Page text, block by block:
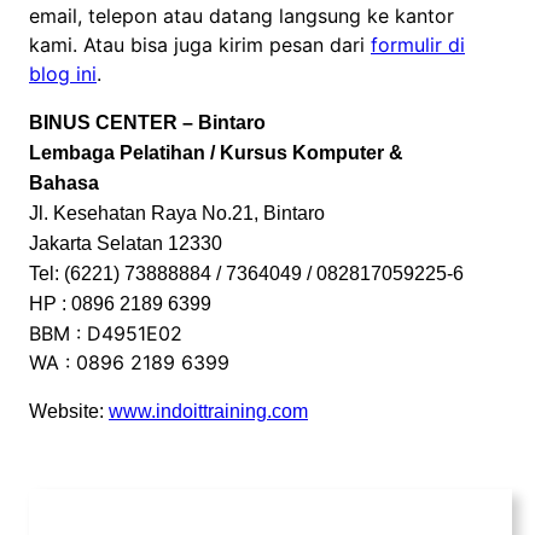
email, telepon atau datang langsung ke kantor
kami. Atau bisa juga kirim pesan dari formulir di
blog ini.
BINUS CENTER – Bintaro
Lembaga Pelatihan / Kursus Komputer &
Bahasa
Jl. Kesehatan Raya No.21, Bintaro
Jakarta Selatan 12330
Tel: (6221) 73888884 / 7364049 / 082817059225-6
HP : 0896 2189 6399
BBM : D4951E02
WA : 0896 2189 6399
Website: www.indoittraining.com